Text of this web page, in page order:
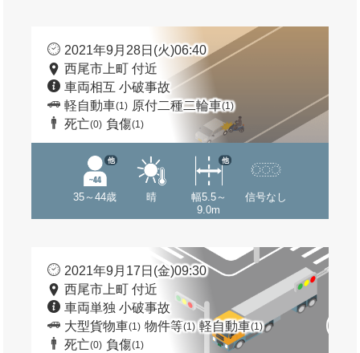
2021年9月28日(火)06:40
西尾市上町 付近
車両相互 小破事故
軽自動車(1) 原付二種二輪車(1)
死亡(0) 負傷(1)
35～44歳
他
晴
幅5.5～
9.0m
他
信号なし
2021年9月17日(金)09:30
西尾市上町 付近
車両単独 小破事故
大型貨物車(1) 物件等(1) 軽自動車(1)
死亡(0) 負傷(1)